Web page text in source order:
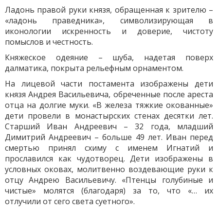
Ладонь правой руки князя, обращенная к зрителю –
«ладонь праведника», символизирующая в
иконологии искренность и доверие, чистоту
помыслов и честность.
Княжеское одеяние – шуба, надетая поверх
далматика, покрыта рельефным орнаментом.
На лицевой части постамента изображены дети
князя Андрея Васильевича, обреченные после ареста
отца на долгие муки. «В железа тяжкие окованные»
дети провели в монастырских стенах десятки лет.
Старший Иван Андреевич – 32 года, младший
Димитрий Андреевич – больше 49 лет. Иван перед
смертью принял схиму с именем Игнатий и
прославился как чудотворец. Дети изображены в
условных оковах, молитвенно воздевающие руки к
отцу Андрею Васильевичу. «Птенцы голубиные и
чистые» молятся (благодаря) за то, что «… их
отлучили от сего света суетного».